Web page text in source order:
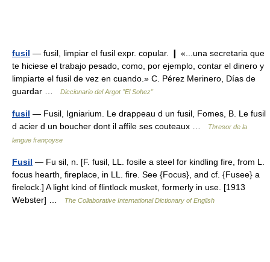
fusil — fusil, limpiar el fusil expr. copular. ❙ «...una secretaria que
te hiciese el trabajo pesado, como, por ejemplo, contar el dinero y
limpiarte el fusil de vez en cuando.» C. Pérez Merinero, Días de
guardar …
Diccionario del Argot "El Sohez"
fusil — Fusil, Igniarium. Le drappeau d un fusil, Fomes, B. Le fusil
d acier d un boucher dont il affile ses couteaux …
Thresor de la
langue françoyse
Fusil — Fu sil, n. [F. fusil, LL. fosile a steel for kindling fire, from L.
focus hearth, fireplace, in LL. fire. See {Focus}, and cf. {Fusee} a
firelock.] A light kind of flintlock musket, formerly in use. [1913
Webster] …
The Collaborative International Dictionary of English